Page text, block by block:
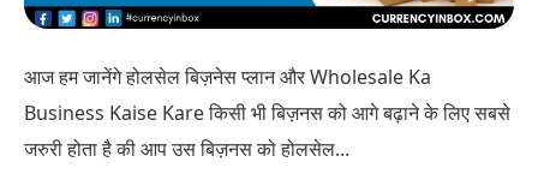
आज हम जानेंगे होलसेल बिज़नेस प्लान और Wholesale Ka
Business Kaise Kare किसी भी बिज़नस को आगे बढ़ाने के लिए सबसे
जरुरी होता है की आप उस बिज़नस को होलसेल...